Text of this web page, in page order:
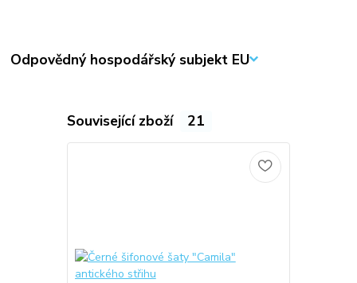
Odpovědný hospodářský subjekt EU
Související zboží 21